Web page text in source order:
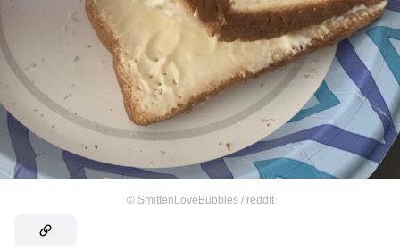
© SmittenLoveBubbles / reddit